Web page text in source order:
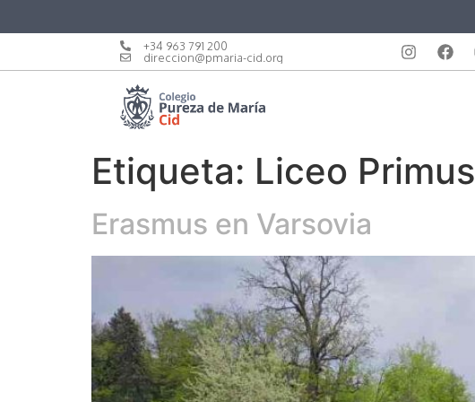
+34 963 791 200
direccion@pmaria-cid.org
Etiqueta: Liceo Primus
Erasmus en Varsovia